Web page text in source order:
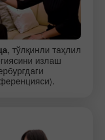
, тўлқинли таҳлил
излаш